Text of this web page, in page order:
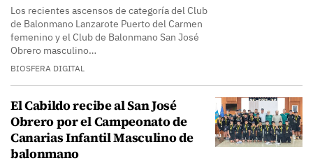
Los recientes ascensos de categoría del Club
de Balonmano Lanzarote Puerto del Carmen
femenino y el Club de Balonmano San José
Obrero masculino…
BIOSFERA DIGITAL
El Cabildo recibe al San José
Obrero por el Campeonato de
Canarias Infantil Masculino de
balonmano